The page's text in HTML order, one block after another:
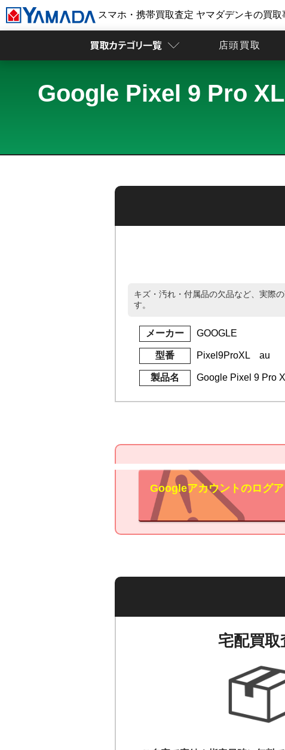
スマホ・携帯買取査定 ヤマダデンキの買取
店頭買取
Google Pixel 9 Pro
キズ・汚れ・付属品の欠品など、実際
す。
メーカー GOOGLE
型番 Pixel9ProXL au
製品名 Google Pixel 9 Pro
Googleアカウントのログ
宅配買取